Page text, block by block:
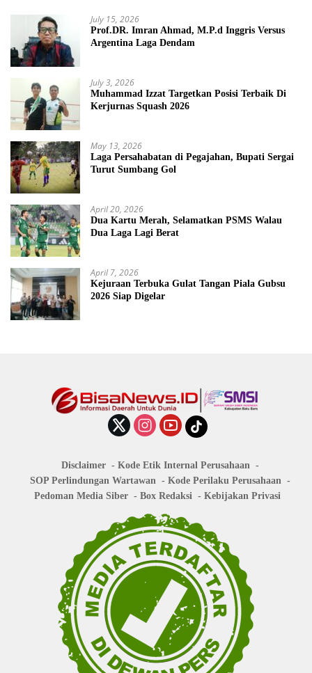
July 15, 2026
Prof.DR. Imran Ahmad, M.P.d Inggris Versus
Argentina Laga Dendam
July 3, 2026
Muhammad Izzat Targetkan Posisi Terbaik Di
Kerjurnas Squash 2026
May 13, 2026
Laga Persahabatan di Pegajahan, Bupati Sergai
Turut Sumbang Gol
April 20, 2026
Dua Kartu Merah, Selamatkan PSMS Walau
Dua Laga Lagi Berat
April 7, 2026
Kejuraan Terbuka Gulat Tangan Piala Gubsu
2026 Siap Digelar
Disclaimer
Kode Etik Internal Perusahaan
SOP Perlindungan Wartawan
Kode Perilaku Perusahaan
Pedoman Media Siber
Box Redaksi Kebijakan Privasi